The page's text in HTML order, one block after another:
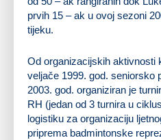
prvih 15 – ak u ovoj sezoni
tijeku.
Od organizacijskih aktivnosti
veljače 1999. god. seniorsko
2003. god. organiziran je
RH (jedan od 3 turnira u
logistiku za organizaciju
priprema badmintonske